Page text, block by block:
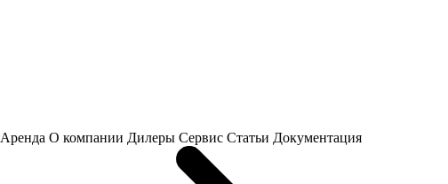
Аренда О компании Дилеры Сервис Статьи Документация